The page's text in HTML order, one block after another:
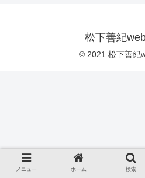
松下善紀
© 2021 松下善紀
メニュー ホーム 検索